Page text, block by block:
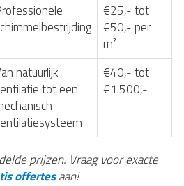
€25,- tot
€50,- per
m²
natuurlijk
tot een
€40,- tot
€1.500,-
prijzen. Vraag voor exacte
offertesaan!